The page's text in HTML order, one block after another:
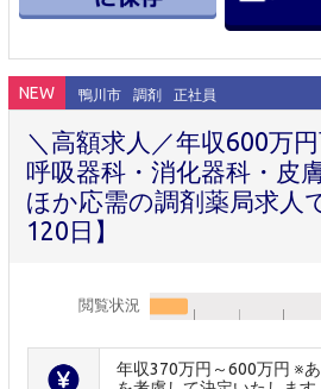
NEW 鴨川市 調剤 正社員
＼高額求人／年収600万
呼吸器科・消化器科・皮
ほか応需の調剤薬局求人
120日】
閲覧状況
年収370万円～600万円 ※